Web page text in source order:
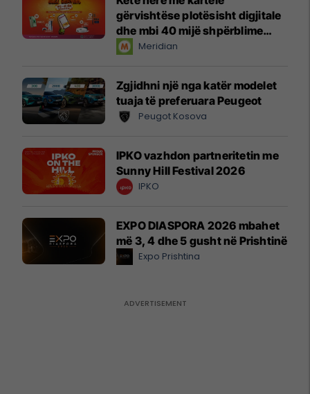
gërvishtëse plotësisht digjitale
dhe mbi 40 mijë shpërblime
instant!Meridian
Zgjidhni një nga katër modelet
tuaja të preferuara Peugeot
Peugot Kosova
IPKO vazhdon partneritetin me
Sunny Hill Festival 2026
IPKO
EXPO DIASPORA 2026 mbahet
më 3, 4 dhe 5 gusht në Prishtinë
Expo Prishtina